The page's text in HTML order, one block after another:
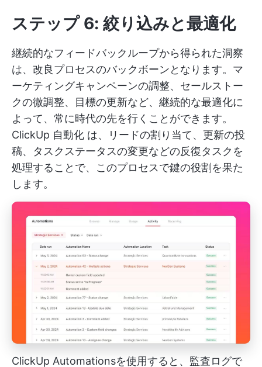
ステップ 6: 絞り込みと最適化
継続的なフィードバックループから得られた洞察
は、改良プロセスのバックボーンとなります。マ
ーケティングキャンペーンの調整、セールストー
クの微調整、目標の更新など、継続的な最適化に
よって、常に時代の先を行くことができます。
ClickUp 自動化 は、リードの割り当て、更新の投
稿、タスクステータスの変更などの反復タスクを
処理することで、このプロセスで鍵の役割を果た
します。
ClickUp Automationsを使用すると、監査ログで